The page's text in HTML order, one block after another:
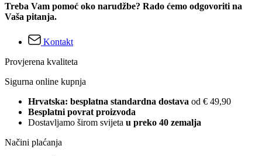
Treba Vam pomoć oko narudžbe? Rado ćemo odgovoriti na
Vaša pitanja.
Kontakt
Provjerena kvaliteta
Sigurna online kupnja
Hrvatska: besplatna standardna dostava od € 49,90
Besplatni povrat proizvoda
Dostavljamo širom svijeta u preko 40 zemalja
Načini plaćanja